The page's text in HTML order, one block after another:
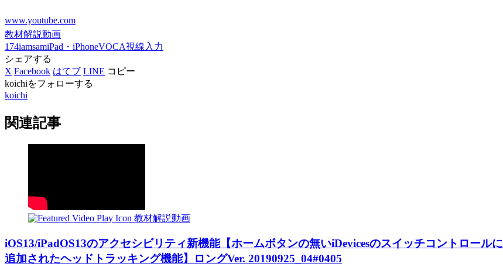
www.youtube.com
教材解説動画
174iamsamiPad・iPhoneVOCA視線入力
シェアする
X Facebook はてブ LINE コピー
koichiをフォローする
koichi
関連記事
教材解説動画
iOS13/iPadOS13のアクセシビリティ新機能【ホームボタンの無いiDevicesのスイッチコントロールに
追加されたヘッドトラッキング機能】ロングVer. 20190925_04#0405